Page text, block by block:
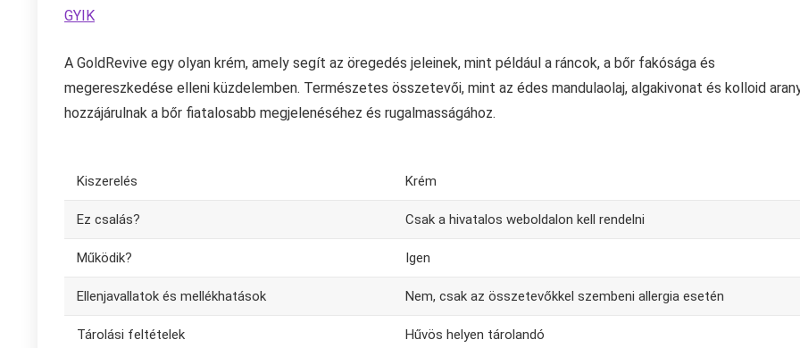
GYIK
A GoldRevive egy olyan krém, amely segít az öregedés jeleinek, mint például a ráncok, a bőr fakósága és
megereszkedése elleni küzdelemben. Természetes összetevői, mint az édes mandulaolaj, algakivonat és kolloid
hozzájárulnak a bőr fiatalosabb megjelenéséhez és rugalmasságához.
Kiszerelés Krém
Ez csalás? Csak a hivatalos weboldalon kell rendelni
Működik? Igen
Ellenjavallatok és mellékhatások Nem, csak az összetevőkkel szembeni allergia esetén
Tárolási feltételek Hűvös helyen tárolandó